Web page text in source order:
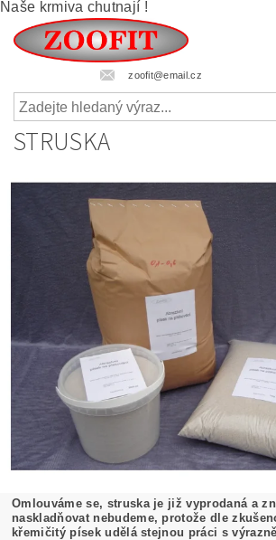
Naše krmiva chutnají !
zoofit@email.cz
STRUSKA
Omlouváme se, struska je již vyprodaná a
naskladňovat nebudeme, protože dle
křemičitý písek udělá stejnou práci s